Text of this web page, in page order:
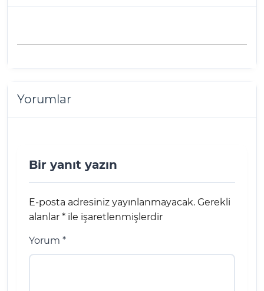
Yorumlar
Bir yanıt yazın
E-posta adresiniz yayınlanmayacak. Gerekli
alanlar * ile işaretlenmişlerdir
Yorum *